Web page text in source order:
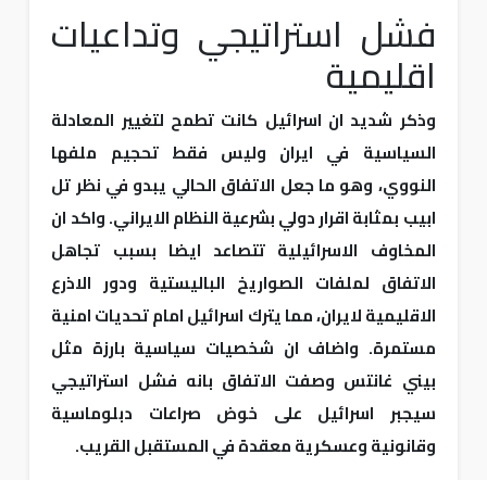
فشل استراتيجي وتداعيات
اقليمية
وذكر شديد ان اسرائيل كانت تطمح لتغيير المعادلة
السياسية في ايران وليس فقط تحجيم ملفها
النووي، وهو ما جعل الاتفاق الحالي يبدو في نظر تل
ابيب بمثابة اقرار دولي بشرعية النظام الايراني. واكد ان
المخاوف الاسرائيلية تتصاعد ايضا بسبب تجاهل
الاتفاق لملفات الصواريخ الباليستية ودور الاذرع
الاقليمية لايران، مما يترك اسرائيل امام تحديات امنية
مستمرة. واضاف ان شخصيات سياسية بارزة مثل
بيني غانتس وصفت الاتفاق بانه فشل استراتيجي
سيجبر اسرائيل على خوض صراعات دبلوماسية
وقانونية وعسكرية معقدة في المستقبل القريب.